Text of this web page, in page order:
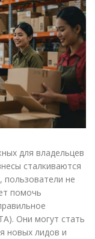
для владельцев
сталкиваются
пользователи не
помочь
Они могут стать
новых лидов и